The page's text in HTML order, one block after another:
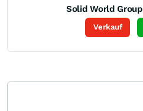
Solid World Group
Verkauf